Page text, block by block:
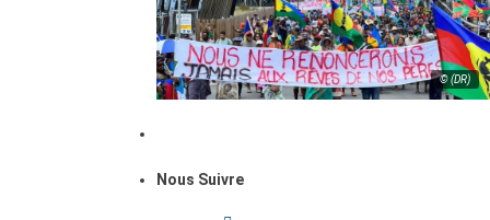
© (DR)
Nous Suivre